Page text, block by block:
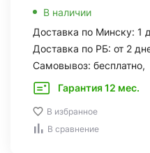
В наличии
Доставка по Минску: 1
Доставка по РБ: от 2
Самовывоз: бесплатно,
Гарантия 12 мес.
В избранное
В сравнение